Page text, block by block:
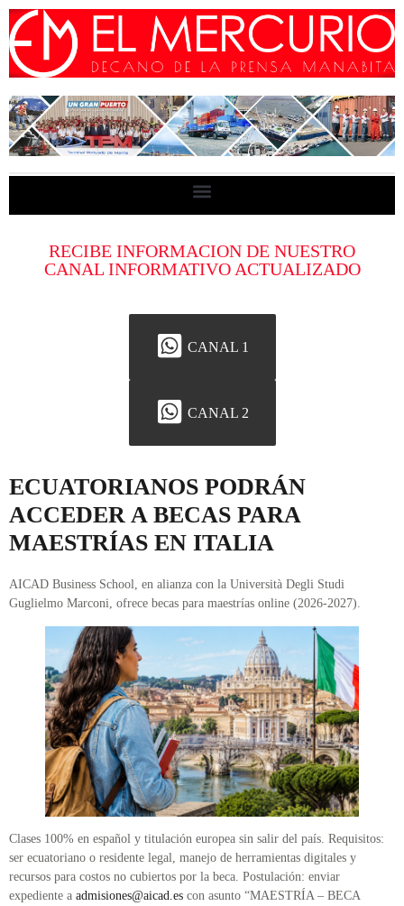
RECIBE INFORMACION DE NUESTRO
CANAL INFORMATIVO ACTUALIZADO
CANAL 1
CANAL 2
ECUATORIANOS PODRÁN
ACCEDER A BECAS PARA
MAESTRÍAS EN ITALIA
AICAD Business School, en alianza con la Università Degli Studi
Guglielmo Marconi, ofrece becas para maestrías online (2026-2027).
Clases 100% en español y titulación europea sin salir del país. Requisitos:
ser ecuatoriano o residente legal, manejo de herramientas digitales y
recursos para costos no cubiertos por la beca. Postulación: enviar
expediente a admisiones@aicad.es con asunto “MAESTRÍA – BECA